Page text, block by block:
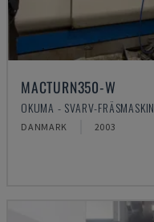
MACTURN350-W
OKUMA - SVARV-FRÄSMASKIN
DANMARK 2003